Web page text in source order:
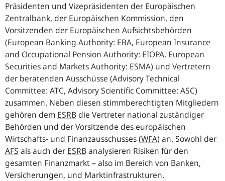
Präsidenten und Vizepräsidenten der Europäischen
Zentralbank, der Europäischen Kommission, den
Vorsitzenden der Europäischen Aufsichtsbehörden
(European Banking Authority: EBA, European Insurance
and Occupational Pension Authority: EIOPA, European
Securities and Markets Authority: ESMA) und Vertretern
der beratenden Ausschüsse (Advisory Technical
Committee: ATC, Advisory Scientific Committee: ASC)
zusammen. Neben diesen stimmberechtigten Mitgliedern
gehören dem ESRB die Vertreter national zuständiger
Behörden und der Vorsitzende des europäischen
Wirtschafts- und Finanzausschusses (WFA) an. Sowohl der
AFS als auch der ESRBanalysieren Risiken für den
gesamten Finanzmarkt – also im Bereich von Banken,
Versicherungen, und Marktinfrastrukturen.